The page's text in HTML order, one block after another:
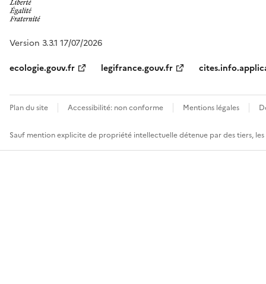
Version 3.3.1 17/07/2026
ecologie.gouv.fr
legifrance.gouv.fr
Plan du site Accessibilité: non conforme Mentions légales
Sauf mention explicite de propriété intellectuelle détenue par des tiers,